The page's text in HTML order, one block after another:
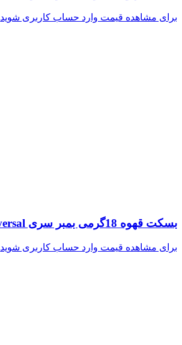
برای مشاهده قیمت وارد حساب کاربری شوید
بسکت قهوه 18گرمی بمبر سری JusBean Universal
برای مشاهده قیمت وارد حساب کاربری شوید